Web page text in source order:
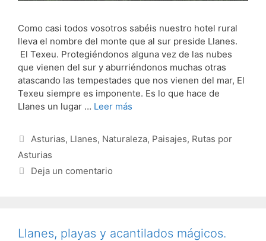
Como casi todos vosotros sabéis nuestro hotel rural
lleva el nombre del monte que al sur preside Llanes.
El Texeu. Protegiéndonos alguna vez de las nubes
que vienen del sur y aburriéndonos muchas otras
atascando las tempestades que nos vienen del mar, El
Texeu siempre es imponente. Es lo que hace de
Llanes un lugar … Leer más
Categorías
Asturias, Llanes, Naturaleza, Paisajes, Rutas por
Asturias
Deja un comentario
Llanes, playas y acantilados mágicos.